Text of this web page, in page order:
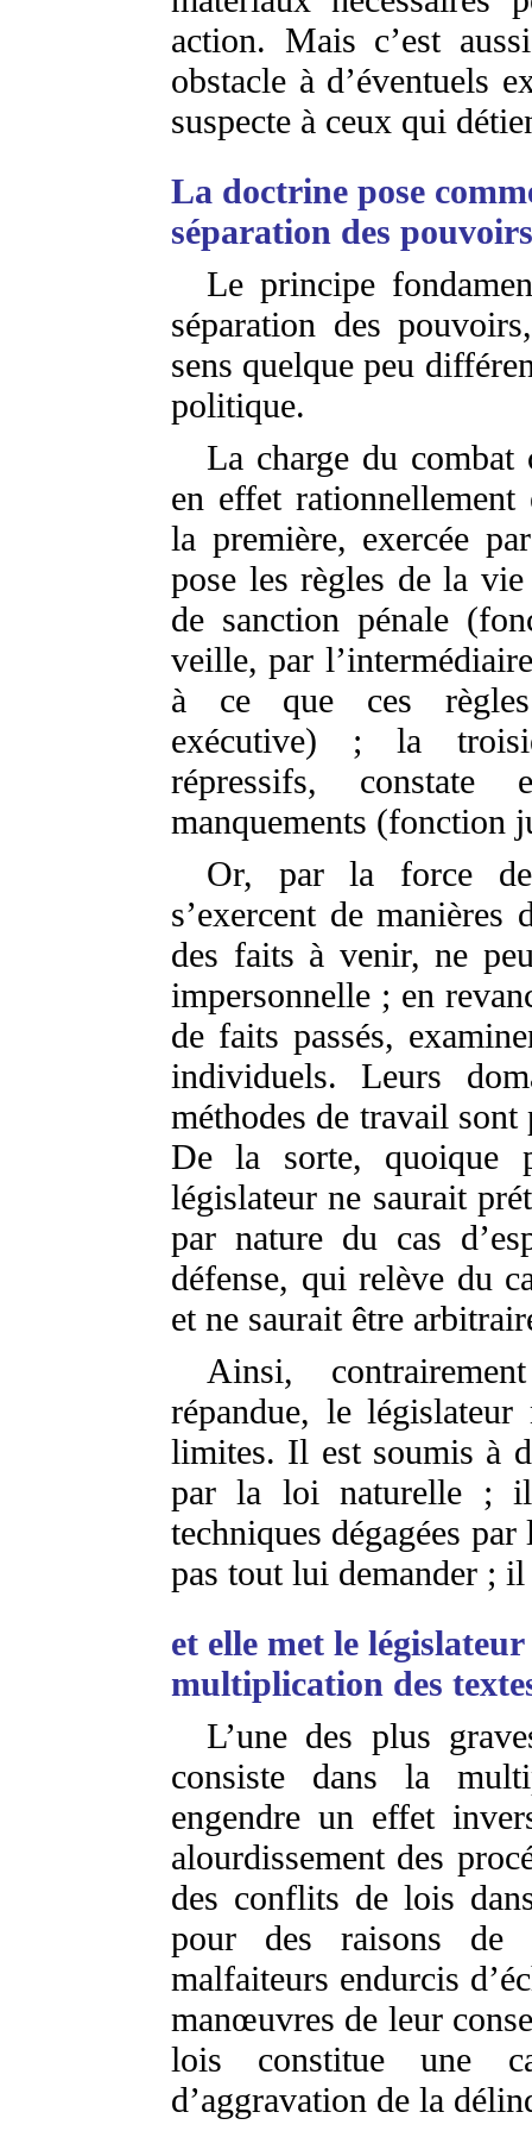
action. Mais c’est
obstacle à d’éventuels
suspecte à ceux qui
La doctrine pose
séparation des
Le principe
séparation des
sens quelque peu
politique.
La charge du combat
en effet
la première, exercée
pose les règles de la
de sanction pénale
veille, par
à ce que ces règles
exécutive) ; la
répressifs, constate
manquements (fonction
Or, par la force
s’exercent de
des faits à venir, ne
impersonnelle ; en
de faits passés,
individuels. Leurs
méthodes de travail
De la sorte, quoique
législateur ne saurait
par nature du cas
défense, qui relève du
et ne saurait être
Ainsi,
répandue, le
limites. Il est soumis à
par la loi naturelle ; il
techniques dégagées
pas tout lui demander ;
et elle met le
multiplication des
L’une des plus
consiste dans la
engendre un effet
alourdissement des
des conflits de lois
pour des raisons de
malfaiteurs endurcis
manœuvres de leur
lois constitue une
d’aggravation de la